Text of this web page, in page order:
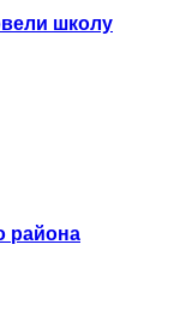
школу
района